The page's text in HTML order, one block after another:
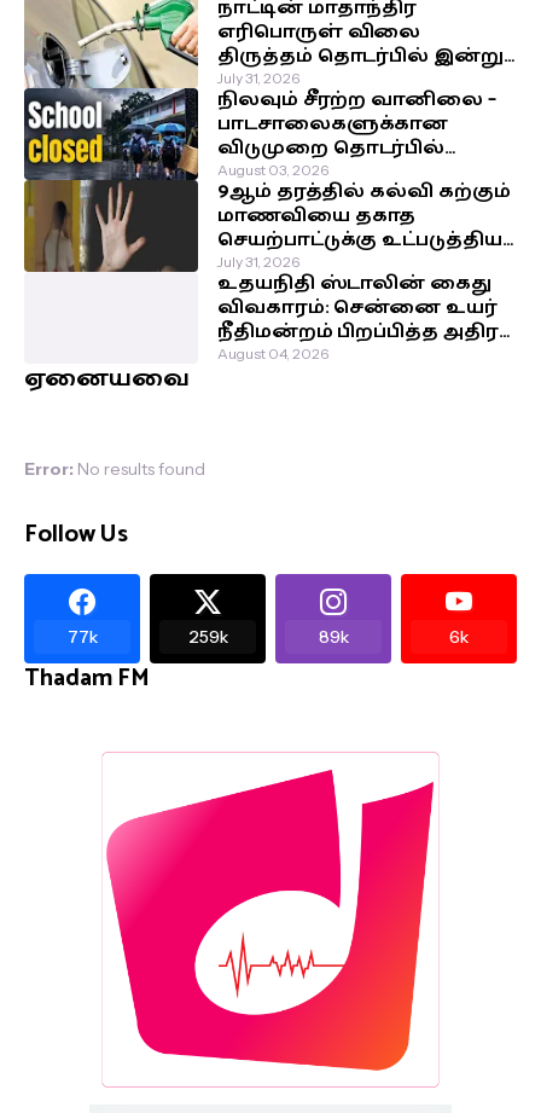
நாட்டின் மாதாந்திர
எரிபொருள் விலை
திருத்தம் தொடர்பில் இன்று
வெளியாகவுள்ள அறிவிப்பு!
July 31, 2026
நிலவும் சீரற்ற வானிலை –
பாடசாலைகளுக்கான
விடுமுறை தொடர்பில்
வௌியான தகவல்!
August 03, 2026
9ஆம் தரத்தில் கல்வி கற்கும்
மாணவியை தகாத
செயற்பாட்டுக்கு உட்படுத்திய
சக மாணவர்கள்!
July 31, 2026
உதயநிதி ஸ்டாலின் கைது
விவகாரம்: சென்னை உயர்
நீதிமன்றம் பிறப்பித்த அதிரடி
உத்தரவு!
August 04, 2026
ஏனையவை
Error: No results found
Follow Us
77k 259k 89k 6k
Thadam FM